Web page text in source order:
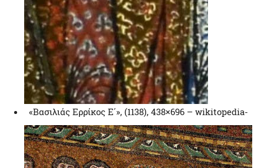
«Βασιλιάς Ερρίκος Ε΄», (1138), 438×696 – wikitopedia-